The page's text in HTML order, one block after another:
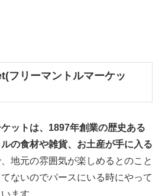
フリーマントルマーケッ
ットは、1897年創業の歴史ある
ルの食材や雑貨、お土産が手に入る
地元の雰囲気が楽しめるとのこと
ないのでパースにいる時にやって
ます。